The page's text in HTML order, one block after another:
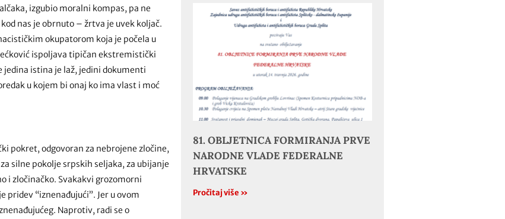
izgubio moralni kompas, pa ne
nas je obrnuto – žrtva je uvek koljač.
okupatorom koja je počela u
ispoljava tipičan ekstremistički
istina je laž, jedini dokumenti
u kojem bi onaj ko ima vlast i moć
pokret, odgovoran za nebrojene zločine,
silne pokolje srpskih seljaka, za ubijanje
i zločinačko. Svakakvi grozomorni
“iznenađujući”. Jer u ovom
Naprotiv, radi se o
81. OBLJETNICA FORMIRANJA PRVE
NARODNE VLADE FEDERALNE
HRVATSKE
Pročitaj više »